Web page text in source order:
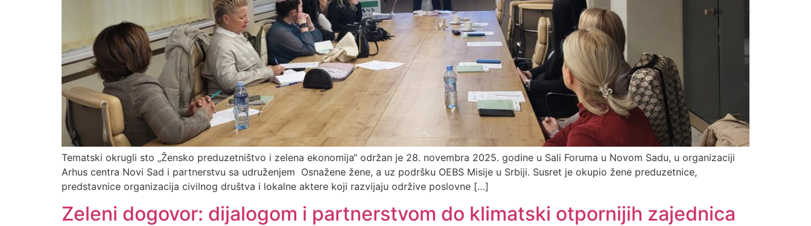
Tematski okrugli sto „Žensko preduzetništvo i zelena ekonomija“ održan je 28. novembra 2025. godine u Sali Foruma u Novom Sadu, u organizaciji
Arhus centra Novi Sad i partnerstvu sa udruženjem Osnažene žene, a uz podršku OEBS Misije u Srbiji. Susret je okupio žene preduzetnice,
predstavnice organizacija civilnog društva i lokalne aktere koji razvijaju održive poslovne […]
Zeleni dogovor: dijalogom i partnerstvom do klimatski otpornijih zajednica